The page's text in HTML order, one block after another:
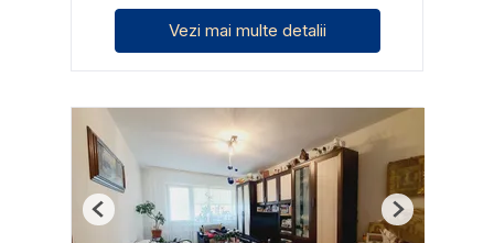
Vezi mai multe detalii
Previous Next